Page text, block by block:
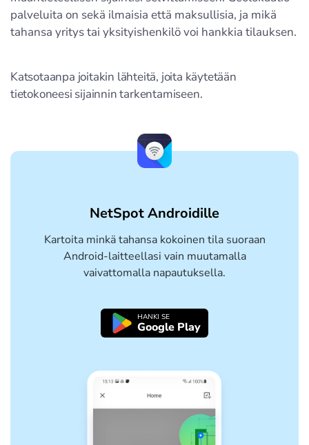
palveluita on sekä ilmaisia että maksullisia, ja mikä
tahansa yritys tai yksityishenkilö voi hankkia tilauksen.
Katsotaanpa joitakin lähteitä, joita käytetään
tietokoneesi sijainnin tarkentamiseen.
NetSpot Androidille
Kartoita minkä tahansa kokoinen tila suoraan
Android-laitteellasi vain muutamalla
vaivattomalla napautuksella.
HANKI SE
Google Play